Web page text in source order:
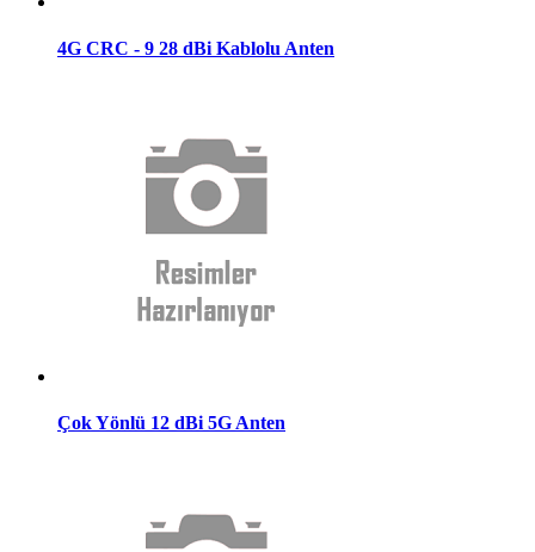
4G CRC - 9 28 dBi Kablolu Anten
Çok Yönlü 12 dBi 5G Anten